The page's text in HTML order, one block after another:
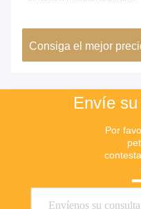
particulares
Consiga el mejor
Envíe
Por